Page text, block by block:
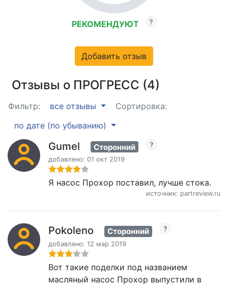
РЕКОМЕНДУЮТ
Добавить отзыв
Отзывы о ПРОГРЕСС (4)
Фильтр: все отзывы
Сортировка:
по дате (по убыванию)
Gumel Сторонний
добавлено: 01 окт 2019
Я насос Прохор поставил, лучше стока.
источник: partreview.ru
Pokoleno Сторонний
добавлено: 12 мар 2019
Вот такие поделки под названием
масляный насос Прохор выпустили в